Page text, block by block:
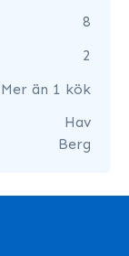
8
2
Mer än 1 kök
Hav
Berg